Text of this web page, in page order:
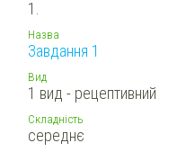
1.
Назва
Завдання 1
Вид
1 вид - рецептивний
Складність
середнє